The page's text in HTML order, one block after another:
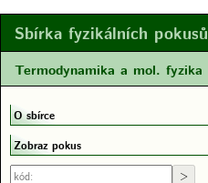
Sbírka fyzikálních pokusů
Termodynamika a mol. fyzika
O sbírce
Zobraz pokus